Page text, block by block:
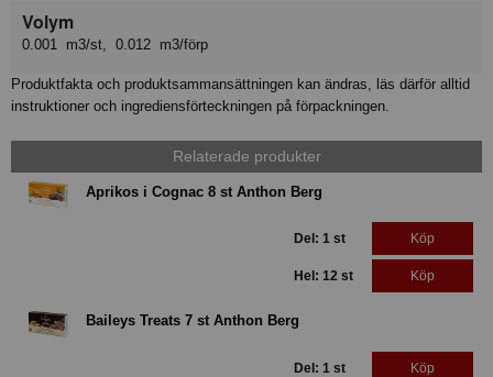
Volym
0.001 m3/st, 0.012 m3/förp
Produktfakta och produktsammansättningen kan ändras, läs därför alltid
instruktioner och ingrediensförteckningen på förpackningen.
Relaterade produkter
Aprikos i Cognac 8 st Anthon Berg
Del: 1 st Köp
Hel: 12 st Köp
Baileys Treats 7 st Anthon Berg
Del: 1 st Köp